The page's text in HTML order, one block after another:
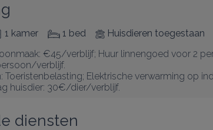
1 kamer 1 bed
Huisdieren toegestaan
€45/verblijf; Huur linnengoed voor 2
verblijf.
Toeristenbelasting; Elektrische verwarming op
huisdier: 30€/dier/verblijf.
diensten